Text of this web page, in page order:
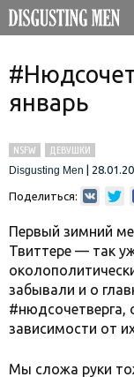
январь
NSFW
ДЕВУШКИ
Disgusting Men
Поделиться:
Первый зимний
Твиттере — так
забывали и о
#нюдсочетверга,
зависимости от
Мы сложа руки